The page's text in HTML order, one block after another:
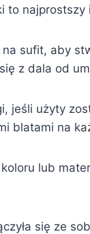
to
sufit, aby
z dala od
użyty
blatami na
lub
się ze